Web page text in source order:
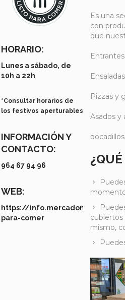
HORARIO:
Lunes a sábado, de
10h a 22h
*Consultar horarios de
los festivos aperturables
INFORMACIÓN Y
CONTACTO:
964 67 94 96
WEB:
https://info.mercadona.es/es/
para-comer
Es una
con
que
Pizzas y
Asados y
cubiertos
mismo,